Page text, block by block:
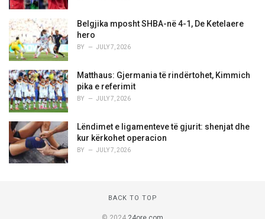
Belgjika mposht SHBA-në 4-1, De Ketelaere
hero
BY JULY 7, 2026
Matthaus: Gjermania të rindërtohet, Kimmich
pika e referimit
BY JULY 7, 2026
Lëndimet e ligamenteve të gjurit: shenjat dhe
kur kërkohet operacion
BY JULY 7, 2026
BACK TO TOP